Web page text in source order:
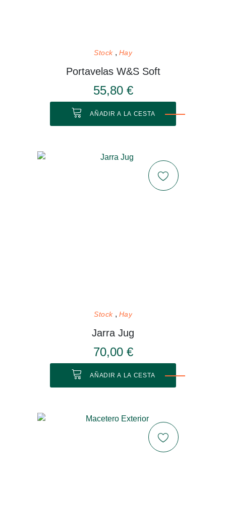
Stock Hay
Portavelas W&S Soft
55,80 €
AÑADIR A LA CESTA
Stock Hay
Jarra Jug
70,00 €
AÑADIR A LA CESTA